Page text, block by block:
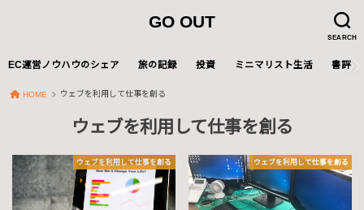
SEARCH
GO OUT
EC運営ノウハウのシェア 旅の記録 投資 ミニマリスト生活 書評
HOME ウェブを利用して仕事を創る
ウェブを利用して仕事を創る
ウェブを利用して仕事を創る ウェブを利用して仕事を創る